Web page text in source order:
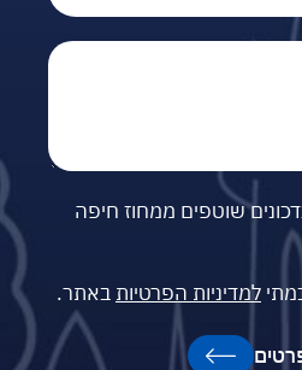
שוטפים ממחוז חיפה
למדיניות הפרטיות באתר.